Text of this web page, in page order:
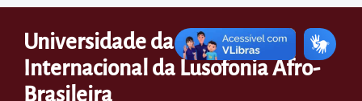
rodapé
Universidade da Integração
Internacional da Lusofonia Afro-
Brasileira